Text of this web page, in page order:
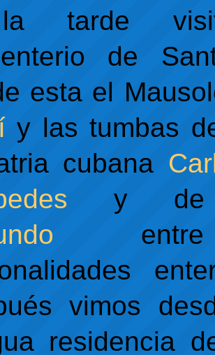
tarde
de
esta el
y las tumbas
cubana
y
entre
vimos
residencia